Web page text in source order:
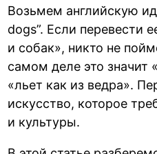
Возьмем английскую
dogs”. Если перевести
и собак», никто не
самом деле это значит
«льет как из ведра».
искусство, которое
и культуры.